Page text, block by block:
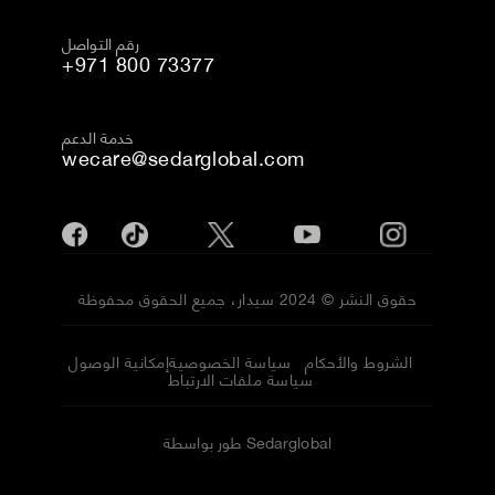
رقم التواصل
+971 800 73377
خدمة الدعم
wecare@sedarglobal.com
حقوق النشر © 2024 سيدار، جميع الحقوق محفوظة
إمكانية الوصولسياسة الخصوصية الشروط والأحكام
سياسة ملفات الارتباط
طور بواسطة Sedarglobal